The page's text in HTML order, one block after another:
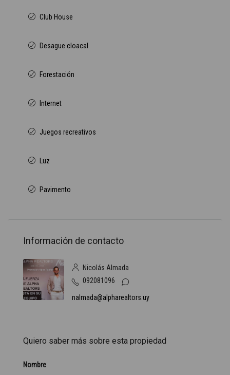
Club House
Desague cloacal
Forestación
Internet
Juegos recreativos
Luz
Pavimento
Información de contacto
Nicolás Almada
092081096
nalmada@alpharealtors.uy
Quiero saber más sobre esta propiedad
Nombre